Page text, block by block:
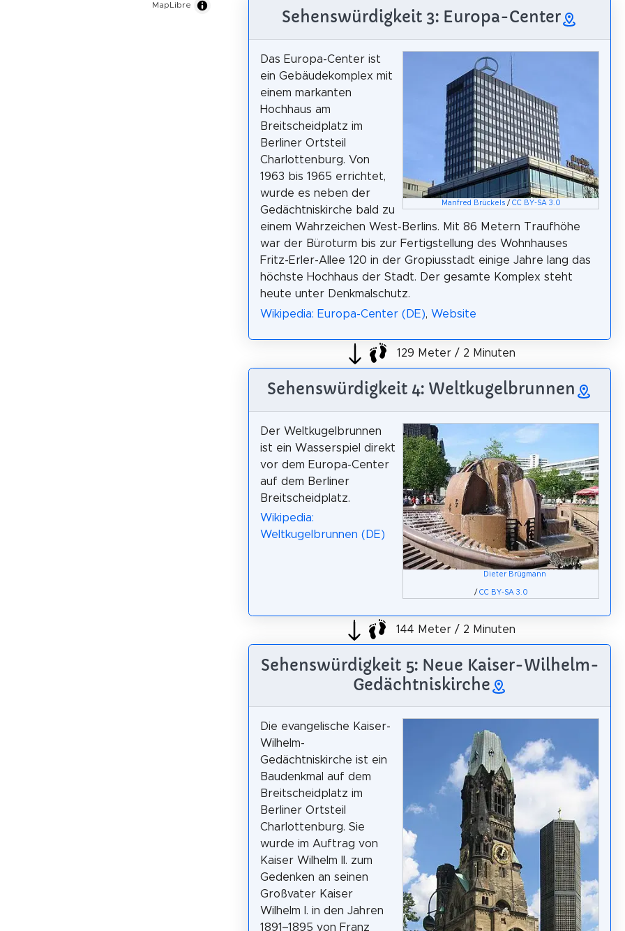
MapLibre
Sehenswürdigkeit 3: Europa-Center
Manfred Brückels/ CC BY-SA 3.0
Das Europa-Center ist
ein Gebäudekomplex mit
einem markanten
Hochhaus am
Breitscheidplatz im
Berliner Ortsteil
Charlottenburg. Von
1963 bis 1965 errichtet,
wurde es neben der
Gedächtniskirche bald zu
einem Wahrzeichen West-Berlins. Mit 86 Metern Traufhöhe
war der Büroturm bis zur Fertigstellung des Wohnhauses
Fritz-Erler-Allee 120 in der Gropiusstadt einige Jahre lang das
höchste Hochhaus der Stadt. Der gesamte Komplex steht
heute unter Denkmalschutz.
Wikipedia: Europa-Center (DE), Website
129 Meter / 2 Minuten
Sehenswürdigkeit 4: Weltkugelbrunnen
Dieter Brügmann
/ CC BY-SA 3.0
Der Weltkugelbrunnen
ist ein Wasserspiel direkt
vor dem Europa-Center
auf dem Berliner
Breitscheidplatz.
Wikipedia:
Weltkugelbrunnen (DE)
144 Meter / 2 Minuten
Sehenswürdigkeit 5: Neue Kaiser-Wilhelm-
Gedächtniskirche
Die evangelische Kaiser-
Wilhelm-
Gedächtniskirche ist ein
Baudenkmal auf dem
Breitscheidplatz im
Berliner Ortsteil
Charlottenburg. Sie
wurde im Auftrag von
Kaiser Wilhelm II. zum
Gedenken an seinen
Großvater Kaiser
Wilhelm I. in den Jahren
1891–1895 von Franz